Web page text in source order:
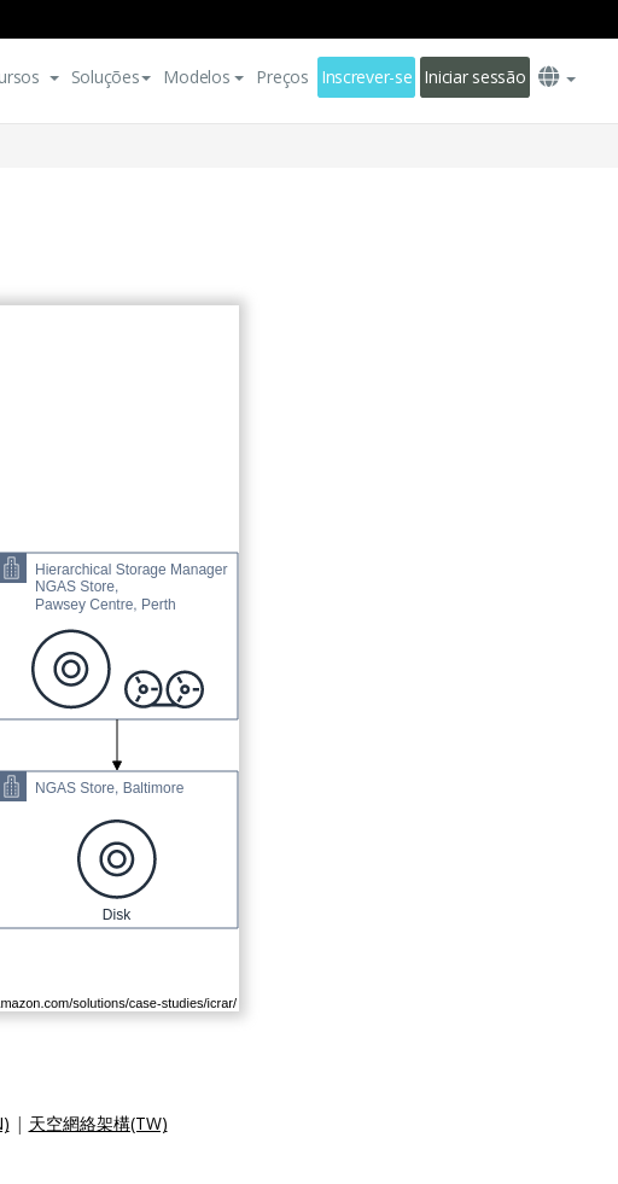
Soluções Modelos Preços Inscrever-se Iniciar sessão
| 天空網絡架構(TW)